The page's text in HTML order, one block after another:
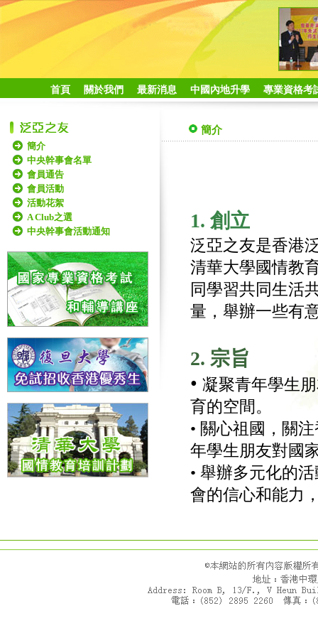
首頁 關於我們 最新消息 中國內地升學 專業資格考
簡介
中央幹事會名單
會員通告
會員活動
活動花絮
A Club之選
中央幹事會活動通知
簡介
1. 創立
泛亞之友是香港
清華大學國情教
同學習共同生活
量，舉辦一些有
2. 宗旨
• 凝聚青年學生
育的空間。
• 關心祖國，關
年學生朋友對國
• 舉辦多元化的
會的信心和能力